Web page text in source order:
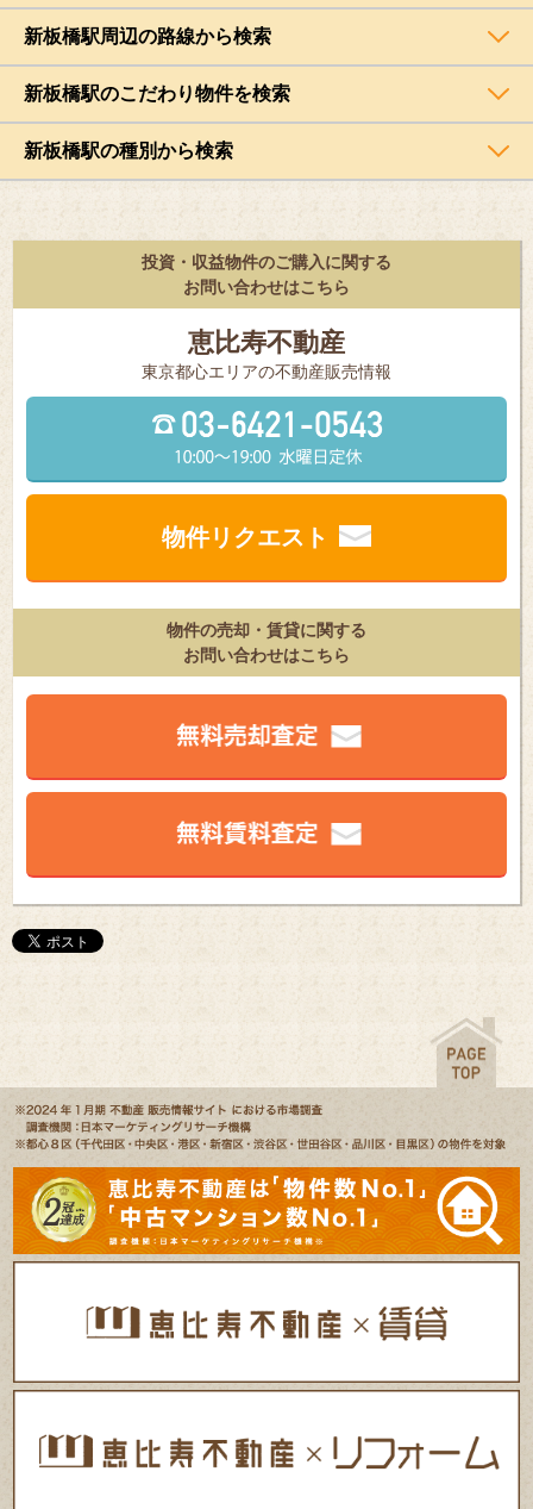
新板橋駅周辺の路線から検索
新板橋駅のこだわり物件を検索
新板橋駅の種別から検索
投資・収益物件のご購入に関する
お問い合わせはこちら
恵比寿不動産
東京都⼼エリアの不動産販売情報
物件リクエスト
物件の売却・賃貸に関する
お問い合わせはこちら